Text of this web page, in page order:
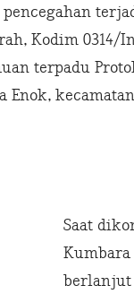
Kodim 0314/
terpadu
Saat
berlanjut